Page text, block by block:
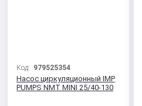
Код: 979525354
Насос циркуляционный IMP
PUMPS NMT MINI 25/40-130